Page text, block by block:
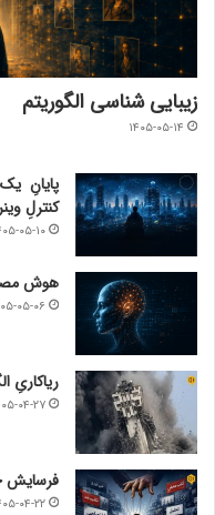
زیبایی شناسی الگوریتم
۱۴۰۵-۰۵-۱۴
پایانِ
کنترلِ
۱۴۰۵-۰۵-
هوش
۱۴۰۵-
۱۴۰۵-
فرسایش
۱۴۰۵-۰۴-